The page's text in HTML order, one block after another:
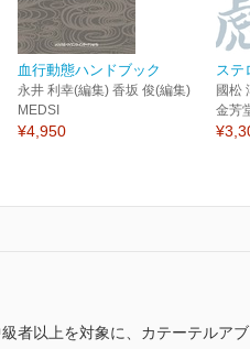
血行動態ハンドブック
永井 利幸(編集) 香坂 俊(編集)
MEDSI
¥4,950
ステ
國松
金芳
者以上を対象に、カテーテルア